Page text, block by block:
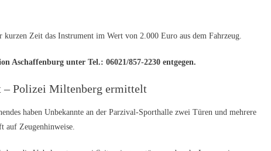
Zeit das Instrument im Wert von 2.000 Euro aus dem Fahrzeug.
Aschaffenburg unter Tel.: 06021/857-2230 entgegen.
– Polizei Miltenberg ermittelt
haben Unbekannte an der Parzival-Sporthalle zwei Türen und mehrere
auf Zeugenhinweise.